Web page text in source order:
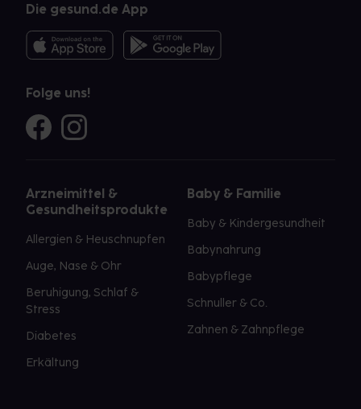
Die gesund.de App
Folge uns!
Arzneimittel &
Gesundheitsprodukte
Allergien & Heuschnupfen
Auge, Nase & Ohr
Beruhigung, Schlaf &
Stress
Diabetes
Erkältung
Baby & Familie
Baby & Kindergesundheit
Babynahrung
Babypflege
Schnuller & Co.
Zahnen & Zahnpflege